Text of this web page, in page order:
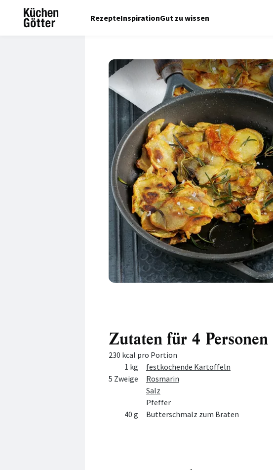
RezepteInspirationGut zu wissen
Zutaten für 4 Personen
230 kcal pro Portion
MengeZutat
1 kg
festkochende Kartoffeln
5 Zweige
Rosmarin
Salz
Pfeffer
40 g
Butterschmalz zum Braten